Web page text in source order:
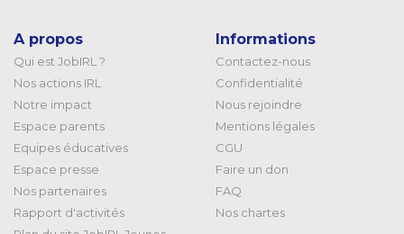
A propos
Qui est JobIRL ?
Nos actions IRL
Notre impact
Espace parents
Equipes éducatives
Espace presse
Nos partenaires
Rapport d'activités
Informations
Contactez-nous
Confidentialité
Nous rejoindre
Mentions légales
CGU
Faire un don
FAQ
Nos chartes